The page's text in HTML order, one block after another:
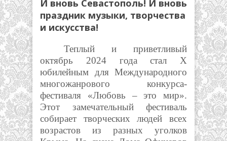
И вновь Севастополь! И вновь
праздник музыки, творчества
и искусства!
Теплый и приветливый
октябрь 2024 года стал Х
юбилейным для Международного
многожанрового конкурса-
фестиваля «Любовь – это мир».
Этот замечательный фестиваль
собирает творческих людей всех
возрастов из разных уголков